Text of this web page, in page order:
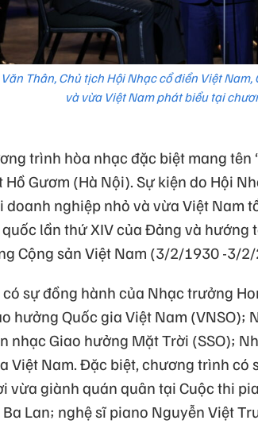
Thân, Chủ tịch Hội Nhạc cổ điển Việt
và vừa Việt Nam phát biểu tại
trình hòa nhạc đặc biệt mang tên
Hồ Gươm (Hà Nội). Sự kiện do Hội
doanh nghiệp nhỏ và vừa Việt Nam
lần thứ XIV của Đảng và hướng
Cộng sản Việt Nam (3/2/1930 -3/
sự đồng hành của Nhạc trưởng
hưởng Quốc gia Việt Nam (VNSO);
nhạc Giao hưởng Mặt Trời (SSO);
Việt Nam. Đặc biệt, chương trình có
vừa giành quán quân tại Cuộc thi
Lan; nghệ sĩ piano Nguyễn Việt